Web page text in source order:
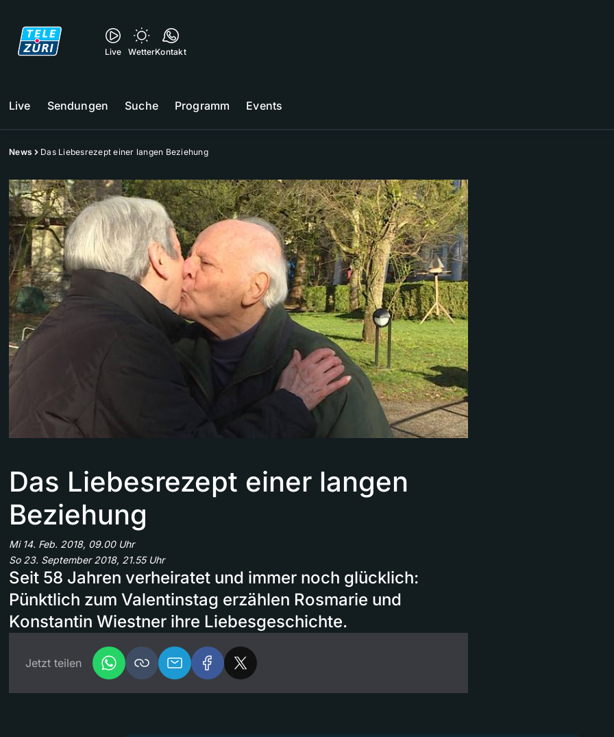
Live WetterKontakt
Live Sendungen Suche Programm Events
News Das Liebesrezept einer langen Beziehung
Das Liebesrezept einer langen
Beziehung
Mi 14. Feb. 2018, 09.00 Uhr
So 23. September 2018, 21.55 Uhr
Seit 58 Jahren verheiratet und immer noch glücklich:
Pünktlich zum Valentinstag erzählen Rosmarie und
Konstantin Wiestner ihre Liebesgeschichte.
Jetzt teilen